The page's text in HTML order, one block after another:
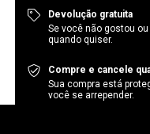
Devolução gratuita
Se você não gostou
quando quiser.
Compre e cancele
Sua compra está
você se arrepender.